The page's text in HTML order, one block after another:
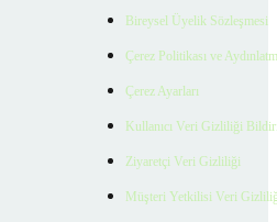
Bireysel Üyelik Sözleşmesi
Çerez Politikası ve
Çerez Ayarları
Kullanıcı Veri Gizliliği
Ziyaretçi Veri Gizliliği
Müşteri Yetkilisi Veri